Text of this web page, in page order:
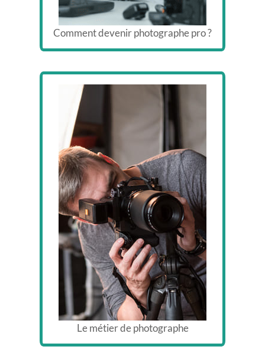
Comment devenir photographe pro ?
Le métier de photographe